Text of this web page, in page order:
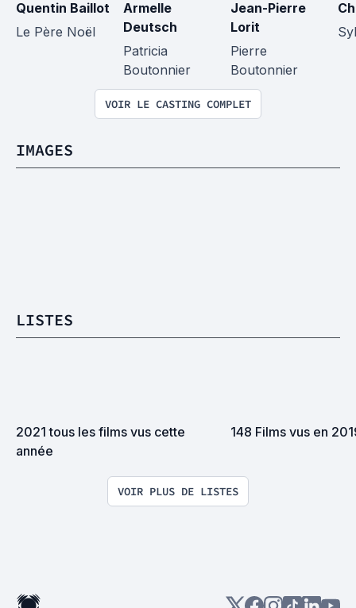
Quentin Baillot
Le Père Noël
Armelle
Deutsch
Patricia
Boutonnier
Jean-Pierre
Lorit
Pierre
Boutonnier
VOIR LE CASTING COMPLET
IMAGES
LISTES
2021 tous les films vus cette
année
148 Films vus en
VOIR PLUS DE LISTES